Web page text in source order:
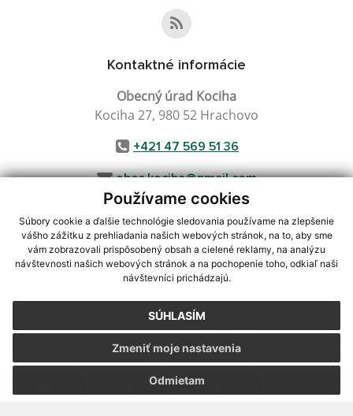
Používame cookies
Súbory cookie a ďalšie technológie sledovania používame na zlepšenie
vášho zážitku z prehliadania našich webových stránok, na to, aby sme
vám zobrazovali prispôsobený obsah a cielené reklamy, na analýzu
návštevnosti našich webových stránok a na pochopenie toho, odkiaľ naši
návštevníci prichádzajú.
SÚHLASÍM
Odmietam
Zmeniť moje nastavenia
Kontaktné informácie
Obecný úrad Kociha
Kociha 27, 980 52 Hrachovo
+421 47 569 51 36
obec.kociha@gmail.com
využite možnosť získavania aktuálnych informácií s využitím RSS
CMS systém (redakčný) systém ECHELON 2,Mapa stránok,web portál
webex.digital, s.r.o.,domény,registrácia domény
Posledná aktualizácia:28.07.2026
Vytlačiť stránku|Vyhlásenie o prístupnosti